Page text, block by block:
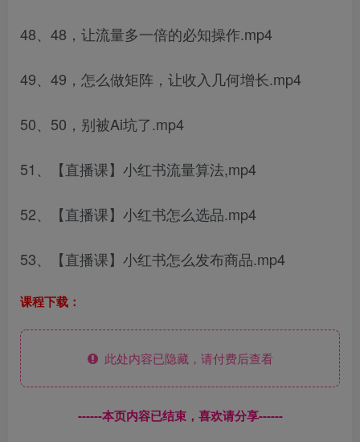
48、48，让流量多一倍的必知操作.mp4
49、49，怎么做矩阵，让收入几何增长.mp4
50、50，别被Ai坑了.mp4
51、【直播课】小红书流量算法,mp4
52、【直播课】小红书怎么选品.mp4
53、【直播课】小红书怎么发布商品.mp4
课程下载：
此处内容已隐藏，请付费后查看
------本页内容已结束，喜欢请分享------